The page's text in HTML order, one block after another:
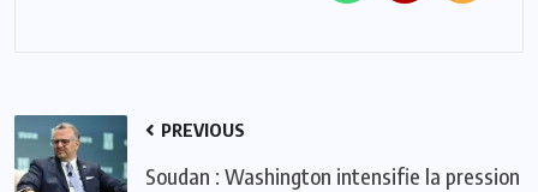
PREVIOUS
Soudan : Washington intensifie la pression